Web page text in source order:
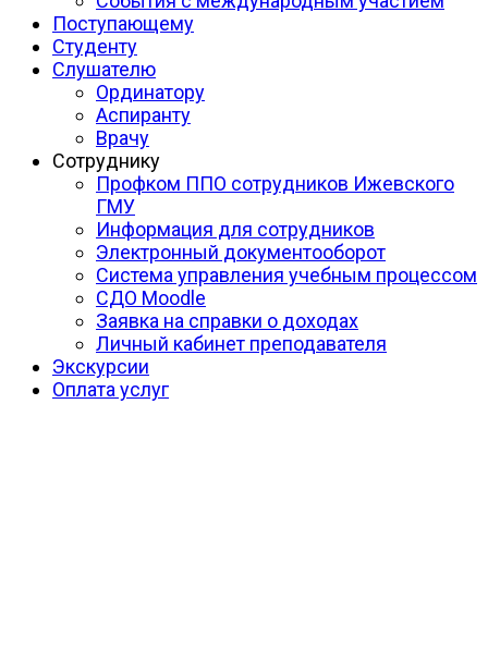
Поступающему
Студенту
Слушателю
Ординатору
Аспиранту
Врачу
Сотруднику
Профком ППО сотрудников Ижевского
ГМУ
Информация для сотрудников
Электронный документооборот
Система управления учебным процессом
СДО Moodle
Заявка на справки о доходах
Личный кабинет преподавателя
Экскурсии
Оплата услуг